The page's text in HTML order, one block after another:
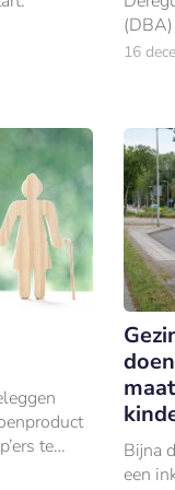
16
te
op hun
Bijna
een